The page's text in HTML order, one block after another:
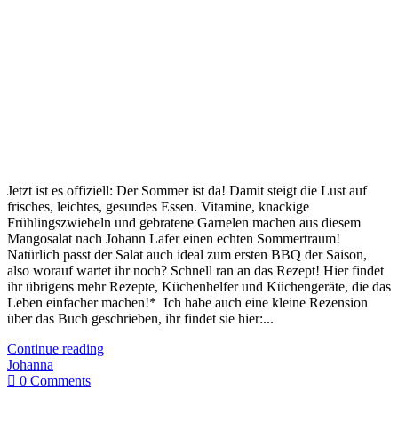
Jetzt ist es offiziell: Der Sommer ist da! Damit steigt die Lust auf
frisches, leichtes, gesundes Essen. Vitamine, knackige
Frühlingszwiebeln und gebratene Garnelen machen aus diesem
Mangosalat nach Johann Lafer einen echten Sommertraum!
Natürlich passt der Salat auch ideal zum ersten BBQ der Saison,
also worauf wartet ihr noch? Schnell ran an das Rezept! Hier findet
ihr übrigens mehr Rezepte, Küchenhelfer und Küchengeräte, die das
Leben einfacher machen!* Ich habe auch eine kleine Rezension
über das Buch geschrieben, ihr findet sie hier:...
Continue reading
Johanna
0 Comments